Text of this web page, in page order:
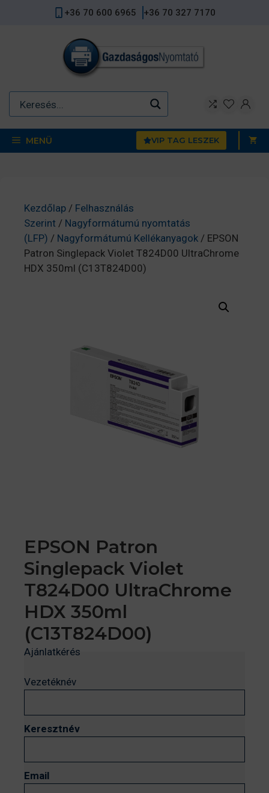
+36 70 600 6965 +36 70 327 7170
MENÜ VIP TAG LESZEK
Kezdőlap / Felhasználás
Szerint / Nagyformátumú nyomtatás
(LFP) / Nagyformátumú Kellékanyagok / EPSON
Patron Singlepack Violet T824D00 UltraChrome
HDX 350ml (C13T824D00)
EPSON Patron
Singlepack Violet
T824D00 UltraChrome
HDX 350ml
(C13T824D00)
Ajánlatkérés
Vezetéknév
Keresztnév
Email